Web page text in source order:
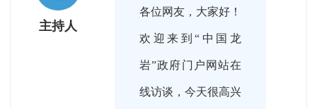
主持人
各位网友，大家好！
欢迎来到“中国龙
岩”政府门户网站在
线访谈，今天很高兴